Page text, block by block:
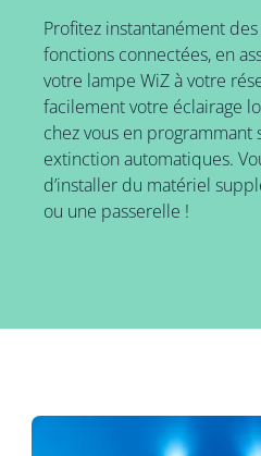
Profitez instantanément
fonctions connectées, en
votre lampe WiZ à votre
facilement votre éclairage
chez vous en programmant
extinction automatiques.
d’installer du matériel
ou une passerelle !